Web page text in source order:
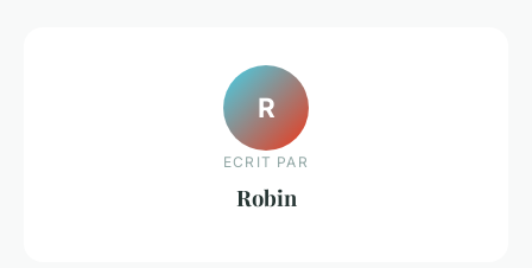
R
ECRIT PAR
Robin